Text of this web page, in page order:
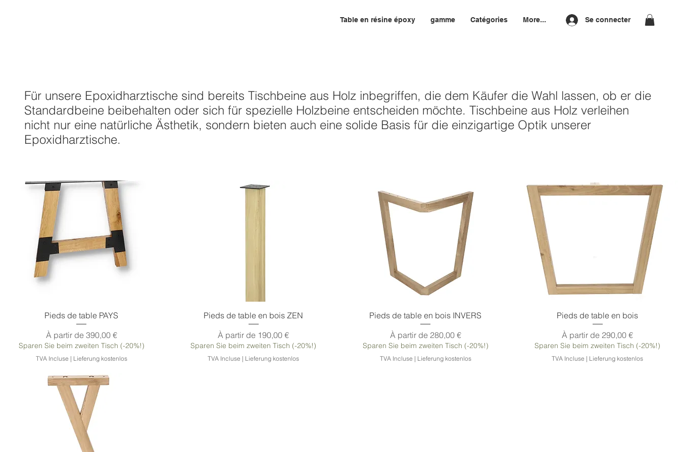
Table en résine époxy gamme Catégories More... Se connecter
Für unsere Epoxidharztische sind bereits Tischbeine aus Holz inbegriffen, die dem Käufer die Wahl lassen, ob er die
Standardbeine beibehalten oder sich für spezielle Holzbeine entscheiden möchte. Tischbeine aus Holz verleihen
nicht nur eine natürliche Ästhetik, sondern bieten auch eine solide Basis für die einzigartige Optik unserer
Epoxidharztische.
Aperçu rapide
Pieds de table PAYS
À partir de 390,00 €
Prix promotionnel
Sparen Sie beim zweiten Tisch (-20%!)
TVA Incluse | Lieferung kostenlos
Aperçu rapide
Pieds de table en bois ZEN
À partir de 190,00 €
Prix promotionnel
Sparen Sie beim zweiten Tisch (-20%!)
TVA Incluse | Lieferung kostenlos
Aperçu rapide
Pieds de table en bois INVERS
À partir de 280,00 €
Prix promotionnel
Sparen Sie beim zweiten Tisch (-20%!)
TVA Incluse | Lieferung kostenlos
Aperçu rapide
Pieds de table en bois
À partir de290,00 €
Prix promotionnel
Sparen Sie beim zweiten Tisch (-20%!)
TVA Incluse | Lieferung kostenlos